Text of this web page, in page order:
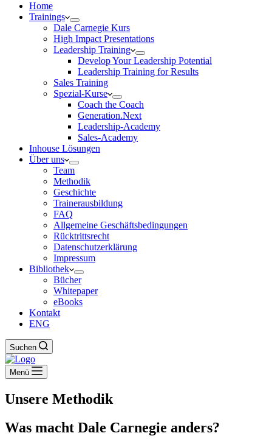
Home
Trainings
Dale Carnegie Kurs
High Impact Presentations
Leadership Training
Develop Your Leadership Potential
Leadership Training for Results
Sales Training
Spezial-Kurse
Coach the Coach
Generation.Next
Leadership-Academy
Sales-Academy
Inhouse Lösungen
Über uns
Team
Methodik
Geschichte
Trainerausbildung
FAQ
Allgemeine Geschäftsbedingungen
Rücktrittsrecht
Datenschutzerklärung
Impressum
Bibliothek
Bücher
Whitepaper
eBooks
Kontakt
ENG
Suchen
Menü
Unsere Methodik
Was macht Dale Carnegie anders?